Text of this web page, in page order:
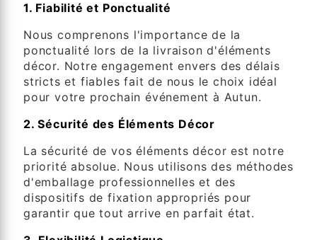
1. Fiabilité et Ponctualité
Nous comprenons l'importance de la
ponctualité lors de la livraison d'éléments
décor. Notre engagement envers des délais
stricts et fiables fait de nous le choix idéal
pour votre prochain événement à Autun.
2. Sécurité des Éléments Décor
La sécurité de vos éléments décor est notre
priorité absolue. Nous utilisons des méthodes
d'emballage professionnelles et des
dispositifs de fixation appropriés pour
garantir que tout arrive en parfait état.